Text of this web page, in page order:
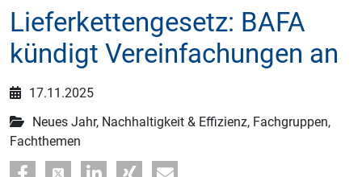
Lieferkettengesetz: BAFA
kündigt Vereinfachungen an
17.11.2025
Neues Jahr, Nachhaltigkeit & Effizienz, Fachgruppen,
Fachthemen